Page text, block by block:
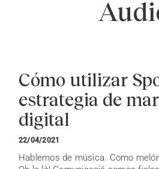
Cómo utilizar
estrategia de
digital
22/04/2021
Hablemos de música. Como